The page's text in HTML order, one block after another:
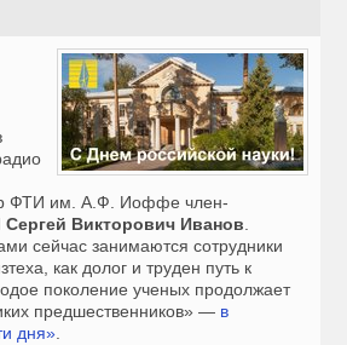
ФТИ им. А.Ф. Иоффе член-
Сергей Викторович Иванов
сейчас занимаются сотрудники
как долог и труден путь к
поколение ученых продолжает
предшественников» — в
дня»